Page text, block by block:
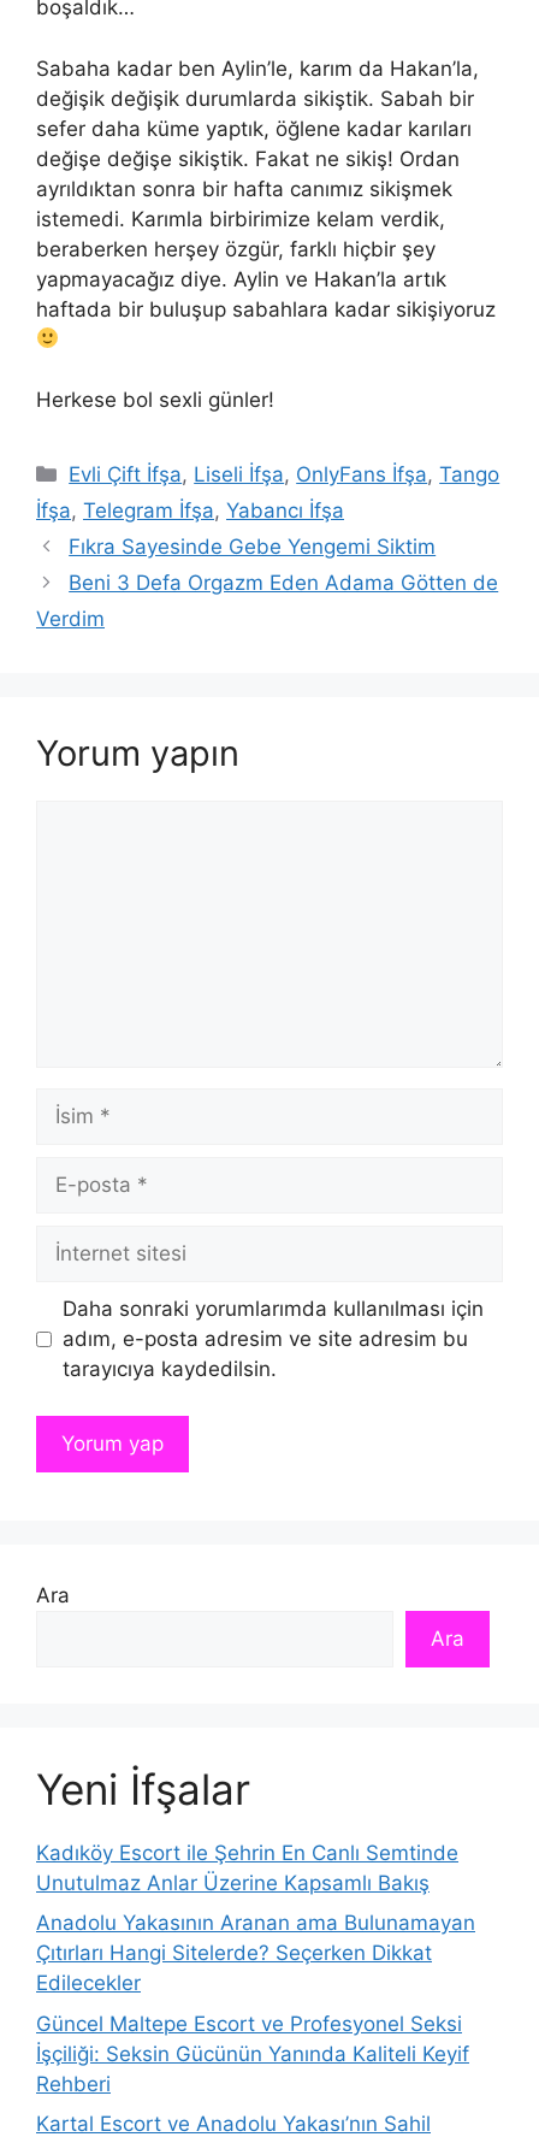
boşaldık…
Sabaha kadar ben Aylin’le, karım da Hakan’la,
değişik değişik durumlarda sikiştik. Sabah bir
sefer daha küme yaptık, öğlene kadar karıları
değişe değişe sikiştik. Fakat ne sikiş! Ordan
ayrıldıktan sonra bir hafta canımız sikişmek
istemedi. Karımla birbirimize kelam verdik,
beraberken herşey özgür, farklı hiçbir şey
yapmayacağız diye. Aylin ve Hakan’la artık
haftada bir buluşup sabahlara kadar sikişiyoruz
Herkese bol sexli günler!
Kategoriler
Evli Çift İfşa, Liseli İfşa, OnlyFans İfşa,Tango
İfşa, Telegram İfşa, Yabancı İfşa
Fıkra Sayesinde Gebe Yengemi Siktim
Beni 3 Defa Orgazm Eden Adama Götten de
Verdim
Yorum yapın
İsim
posta
İnternet
Daha sonraki yorumlarımda kullanılması için
adım, e-posta adresim ve site adresim bu
tarayıcıya kaydedilsin.
Ara
Ara
Yeni İfşalar
Kadıköy Escort ile Şehrin En Canlı Semtinde
Unutulmaz Anlar Üzerine Kapsamlı Bakış
Anadolu Yakasının Aranan ama Bulunamayan
Çıtırları Hangi Sitelerde? Seçerken Dikkat
Edilecekler
Güncel Maltepe Escort ve Profesyonel Seksi
İşçiliği: Seksin Gücünün Yanında Kaliteli Keyif
Rehberi
Kartal Escort ve Anadolu Yakası’nın Sahil